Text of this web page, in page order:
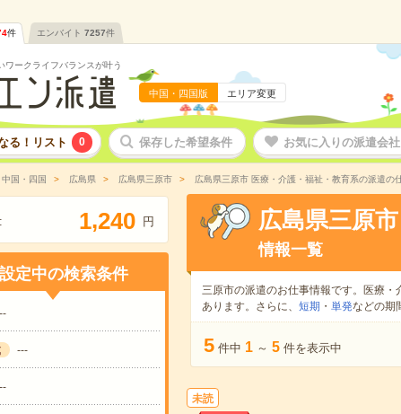
件 エンバイト 7257件
ワークライフバランスが叶う
中国・四国版 エリア変更
る！リスト 0 保存した希望条件 お気に入りの派遣会社
中国・四国 広島県 広島県三原市 広島県三原市 医療・介護・福祉・教育系の派遣の
1,240 円
設定中の検索条件
---
広島県三原市
情報一覧
三原市の派遣のお仕事情報です。医療・
あります。さらに、 短期 ・ 単発などの期
5 件中 1 ～ 5 件を表示中
未読